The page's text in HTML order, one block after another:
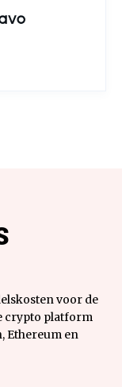
voor de
crypto platform
Ethereum en